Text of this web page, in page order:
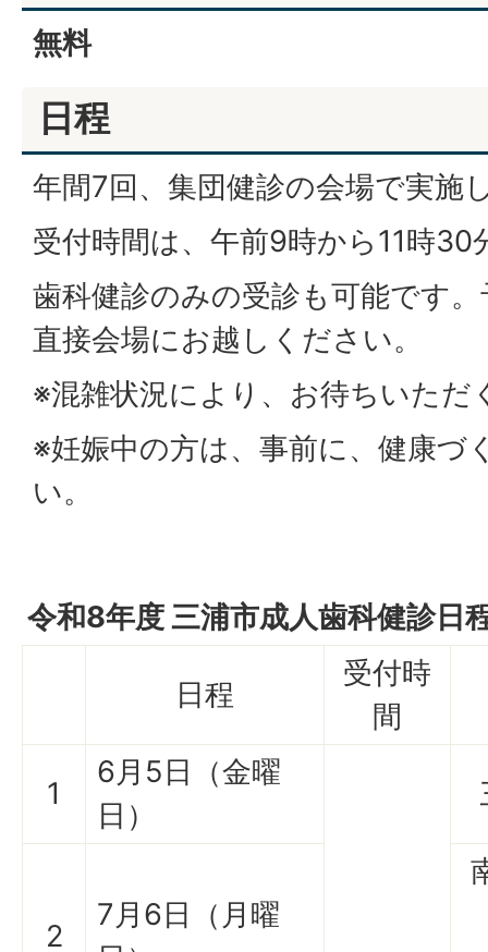
無料
日程
年間7回、集団健診の会場で実施
受付時間は、午前9時から11時30
歯科健診のみの受診も可能です
直接会場にお越しください。
※混雑状況により、お待ちいただ
※妊娠中の方は、事前に、健康づ
い。
令和8年度 三浦市成人歯科健診日
日程
受付時
間
1
6月5日（金曜
日）
2
7月6日（月曜